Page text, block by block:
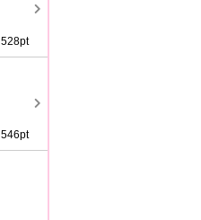
528pt
546pt